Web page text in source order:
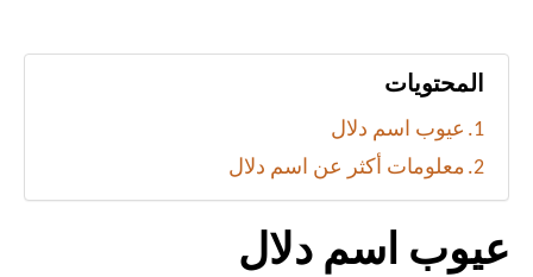
المحتويات
عيوب اسم دلال
معلومات أكثر عن اسم دلال
عيوب اسم دلال